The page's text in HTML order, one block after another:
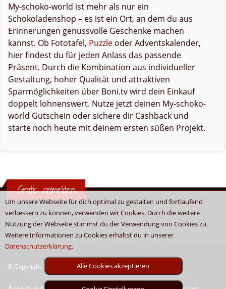
Um unsere Webseite für dich optimal zu gestalten und fortlaufend
verbessern zu können, verwenden wir Cookies. Durch die weitere
Nutzung der Webseite stimmst du der Verwendung von Cookies zu.
Weitere Informationen zu Cookies erhältst du in unserer
Datenschutzerklärung.
Alle Cookies akzeptieren
My-schoko-world ist mehr als nur ein
Schokoladenshop – es ist ein Ort, an dem du aus
Erinnerungen genussvolle Geschenke machen
kannst. Ob Fototafel, Puzzle oder Adventskalender,
hier findest du für jeden Anlass das passende
Präsent. Durch die Kombination aus individueller
Gestaltung, hoher Qualität und attraktiven
Sparmöglichkeiten über Boni.tv wird dein Einkauf
doppelt lohnenswert. Nutze jetzt deinen My-schoko-
world Gutschein oder sichere dir Cashback und
starte noch heute mit deinem ersten süßen Projekt.
Gratis anmelden
© Copyright 2026 - Boni.tv / Cashback & Gutscheine